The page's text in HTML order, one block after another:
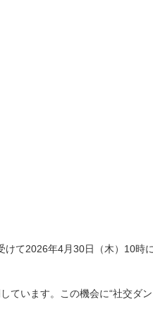
て2026年4月30日（木）10時
ています。この機会に“社交ダ